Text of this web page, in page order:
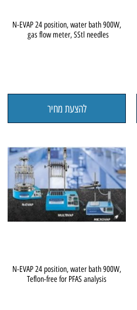
N-EVAP 24 position, water bath 900W,
gas flow meter, SStl needles
להצעת מחיר
N-EVAP 24 position, water bath 900W,
Teflon-free for PFAS analysis